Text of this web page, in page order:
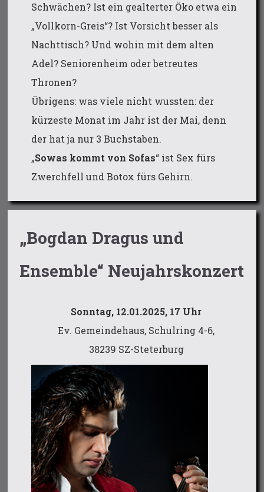
Schwächen? Ist ein gealterter Öko etwa ein
„Vollkorn-Greis“? Ist Vorsicht besser als
Nachttisch? Und wohin mit dem alten
Adel? Seniorenheim oder betreutes
Thronen?
Übrigens: was viele nicht wussten: der
kürzeste Monat im Jahr ist der Mai, denn
der hat ja nur 3 Buchstaben.
„Sowas kommt von Sofas“ ist Sex fürs
Zwerchfell und Botox fürs Gehirn.
„Bogdan Dragus und
Ensemble“ Neujahrskonzert
Sonntag, 12.01.2025, 17 Uhr
Ev. Gemeindehaus, Schulring 4-6,
38239 SZ-Steterburg